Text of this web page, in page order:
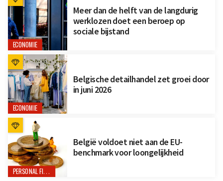
ECONOMIE
Meer dan de helft van de langdurig
werklozen doet een beroep op
sociale bijstand
ECONOMIE
Belgische detailhandel zet groei door
in juni 2026
PERSONAL FINANCE
België voldoet niet aan de EU-
benchmark voor loongelijkheid